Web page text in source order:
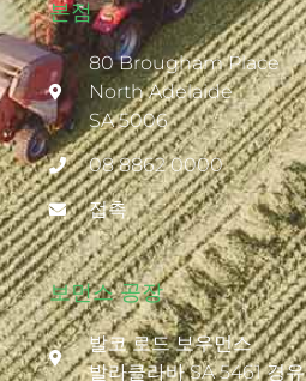
본점
80 Brougham Place
North Adelaide
SA 5006
08 8862 0000
접촉
보먼스 공장
발코 로드 보우먼스
발라클라바 SA 5461 경유